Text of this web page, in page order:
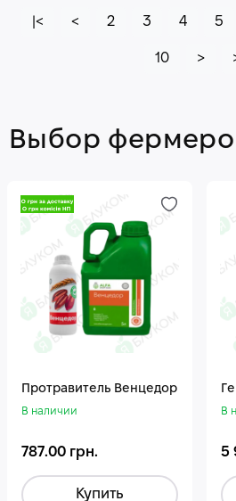
|< < 2 3 4 5
10 >
Выбор
Протравитель Венцедор
В наличии
787.00 грн.
Купить
В
5